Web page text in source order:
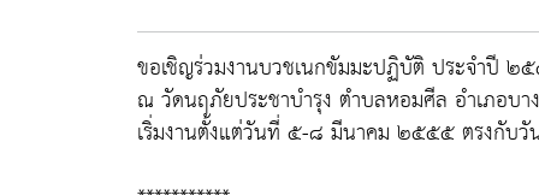
ขอเชิญร่วมงานบวชเนกขัมมะปฏิบัติ ประจำปี ๒
ณ วัดนฤภัยประชาบำรุง ตำบลหอมศีล อำเภอบา
เริ่มงานตั้งแต่วันที่ ๕-๘ มีนาคม ๒๕๕๕ ตรงกับ